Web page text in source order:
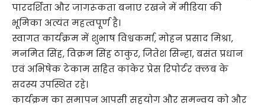
पारदर्शिता और जागरूकता बनाए रखने में मीडिया की
भूमिका अत्यंत महत्वपूर्ण है।
स्वागत कार्यक्रम में शुभाष विश्वकर्मा, मोहन प्रसाद मिश्रा,
मनमित सिंह, विक्रम सिंह ठाकुर, जितेश सिन्हा, बसंत प्रधान
एवं अभिषेक टेकाम सहित कांकेर प्रेस रिपोर्टर क्लब के
सदस्य उपस्थित रहे।
कार्यक्रम का समापन आपसी सहयोग और समन्वय को और